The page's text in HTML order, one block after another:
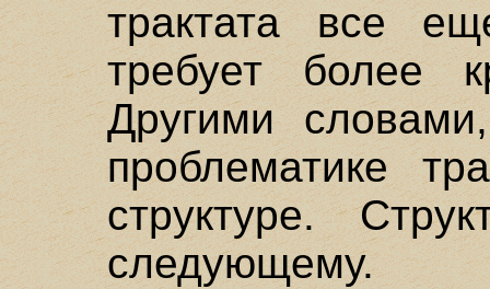
трактата все
требует более
Другими
проблематике
структуре.
следующему.